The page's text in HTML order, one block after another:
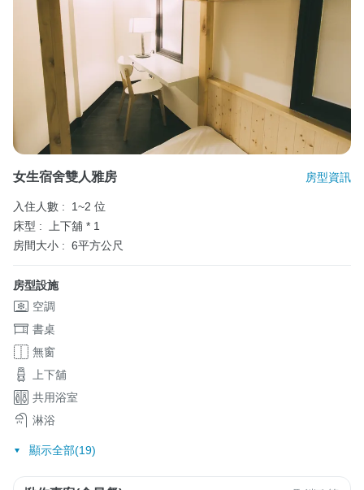
女生宿舍雙人雅房 房型資訊
入住人數 :
1~2 位
床型 :
上下舖 * 1
房間大小 : 6平方公尺
房型設施
空調
書桌
無窗
上下舖
共用浴室
淋浴
顯示全部(19)